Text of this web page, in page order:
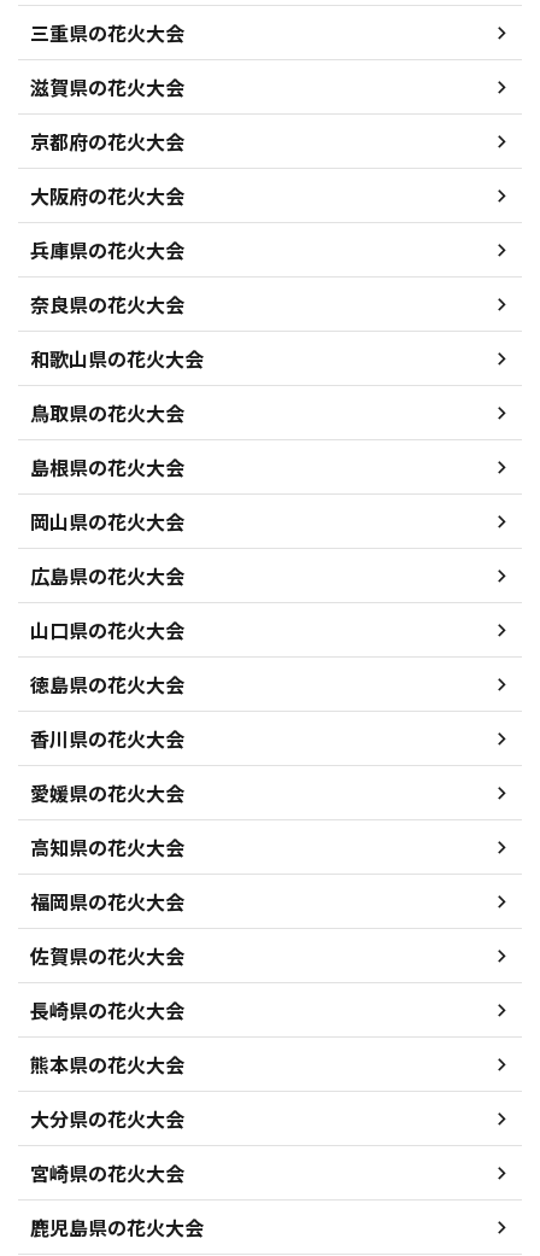
三重県の花火大会
滋賀県の花火大会
京都府の花火大会
大阪府の花火大会
兵庫県の花火大会
奈良県の花火大会
和歌山県の花火大会
鳥取県の花火大会
島根県の花火大会
岡山県の花火大会
広島県の花火大会
山口県の花火大会
徳島県の花火大会
香川県の花火大会
愛媛県の花火大会
高知県の花火大会
福岡県の花火大会
佐賀県の花火大会
長崎県の花火大会
熊本県の花火大会
大分県の花火大会
宮崎県の花火大会
鹿児島県の花火大会